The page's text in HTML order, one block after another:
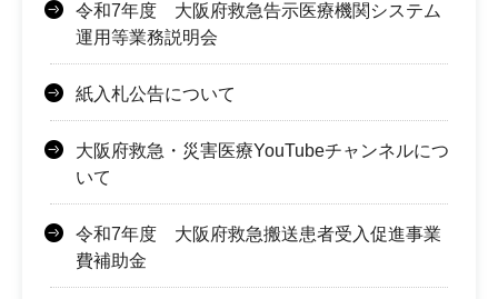
令和7年度 大阪府救急告示医療機関システム
運用等業務説明会
紙入札公告について
大阪府救急・災害医療YouTubeチャンネルにつ
いて
令和7年度 大阪府救急搬送患者受入促進事業
費補助金